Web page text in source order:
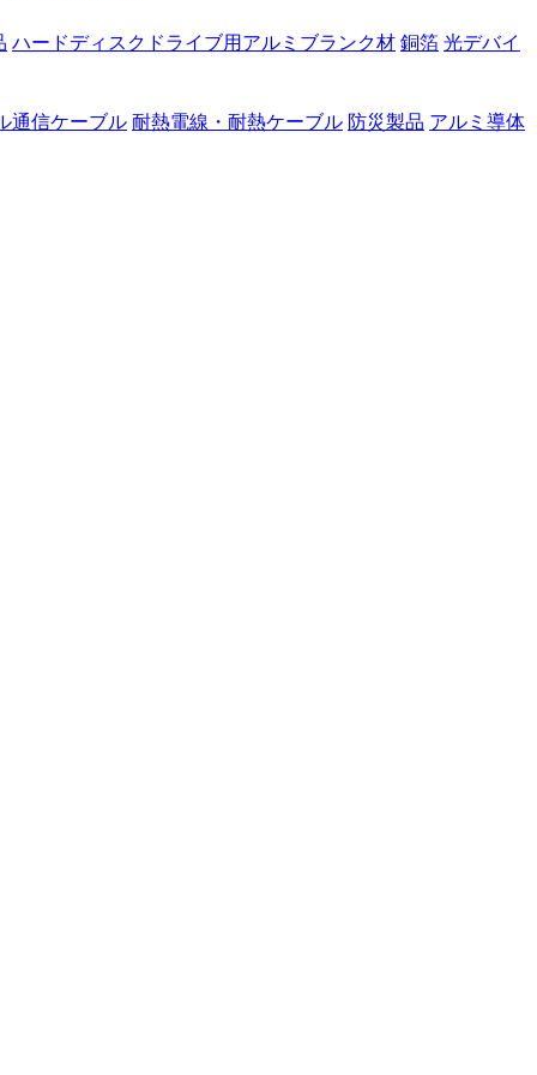
ハードディスクドライブ用アルミブランク材 銅箔 光デバイ
通信ケーブル 耐熱電線・耐熱ケーブル 防災製品 アルミ導体